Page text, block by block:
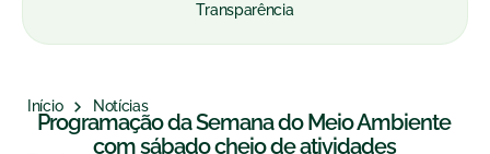
Transparência
Início Notícias
Programação da Semana do Meio Ambiente
com sábado cheio de atividades